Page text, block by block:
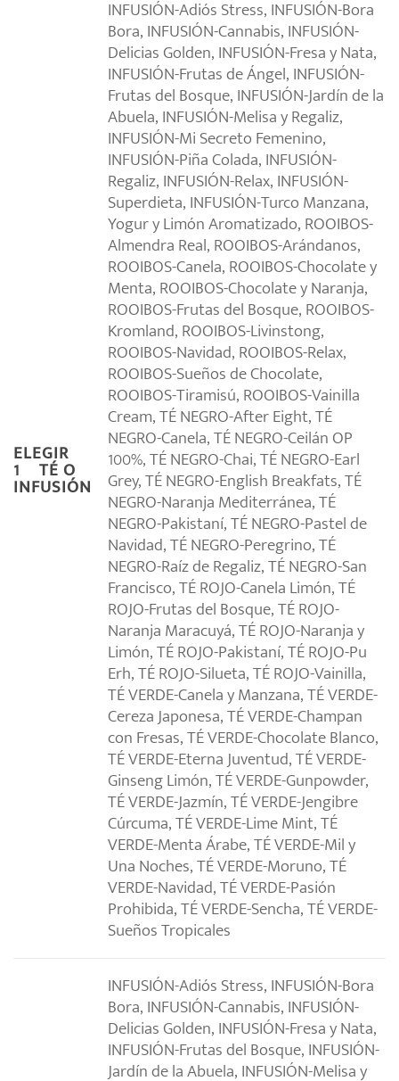
ELEGIR
1º TÉ O
INFUSIÓN
INFUSIÓN-Adiós Stress, INFUSIÓN-Bora
Bora, INFUSIÓN-Cannabis, INFUSIÓN-
Delicias Golden, INFUSIÓN-Fresa y Nata,
INFUSIÓN-Frutas de Ángel, INFUSIÓN-
Frutas del Bosque, INFUSIÓN-Jardín de la
Abuela, INFUSIÓN-Melisa y Regaliz,
INFUSIÓN-Mi Secreto Femenino,
INFUSIÓN-Piña Colada, INFUSIÓN-
Regaliz, INFUSIÓN-Relax, INFUSIÓN-
Superdieta, INFUSIÓN-Turco Manzana,
Yogur y Limón Aromatizado, ROOIBOS-
Almendra Real, ROOIBOS-Arándanos,
ROOIBOS-Canela, ROOIBOS-Chocolate y
Menta, ROOIBOS-Chocolate y Naranja,
ROOIBOS-Frutas del Bosque, ROOIBOS-
Kromland, ROOIBOS-Livinstong,
ROOIBOS-Navidad, ROOIBOS-Relax,
ROOIBOS-Sueños de Chocolate,
ROOIBOS-Tiramisú, ROOIBOS-Vainilla
Cream, TÉ NEGRO-After Eight, TÉ
NEGRO-Canela, TÉ NEGRO-Ceilán OP
100%, TÉ NEGRO-Chai, TÉ NEGRO-Earl
Grey, TÉ NEGRO-English Breakfats, TÉ
NEGRO-Naranja Mediterránea, TÉ
NEGRO-Pakistaní, TÉ NEGRO-Pastel de
Navidad, TÉ NEGRO-Peregrino, TÉ
NEGRO-Raíz de Regaliz, TÉ NEGRO-San
Francisco, TÉ ROJO-Canela Limón, TÉ
ROJO-Frutas del Bosque, TÉ ROJO-
Naranja Maracuyá, TÉ ROJO-Naranja y
Limón, TÉ ROJO-Pakistaní, TÉ ROJO-Pu
Erh, TÉ ROJO-Silueta, TÉ ROJO-Vainilla,
TÉ VERDE-Canela y Manzana, TÉ VERDE-
Cereza Japonesa, TÉ VERDE-Champan
con Fresas, TÉ VERDE-Chocolate Blanco,
TÉ VERDE-Eterna Juventud, TÉ VERDE-
Ginseng Limón, TÉ VERDE-Gunpowder,
TÉ VERDE-Jazmín, TÉ VERDE-Jengibre
Cúrcuma, TÉ VERDE-Lime Mint, TÉ
VERDE-Menta Árabe, TÉ VERDE-Mil y
Una Noches, TÉ VERDE-Moruno, TÉ
VERDE-Navidad, TÉ VERDE-Pasión
Prohibida, TÉ VERDE-Sencha, TÉ VERDE-
Sueños Tropicales
INFUSIÓN-Adiós Stress, INFUSIÓN-Bora
Bora, INFUSIÓN-Cannabis, INFUSIÓN-
Delicias Golden, INFUSIÓN-Fresa y Nata,
INFUSIÓN-Frutas del Bosque, INFUSIÓN-
Jardín de la Abuela, INFUSIÓN-Melisa y